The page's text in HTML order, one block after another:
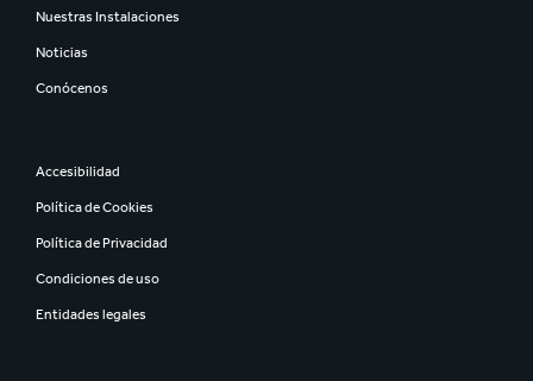
Nuestras Instalaciones
Noticias
Conócenos
Accesibilidad
Política de Cookies
Política de Privacidad
Condiciones de uso
Entidades legales